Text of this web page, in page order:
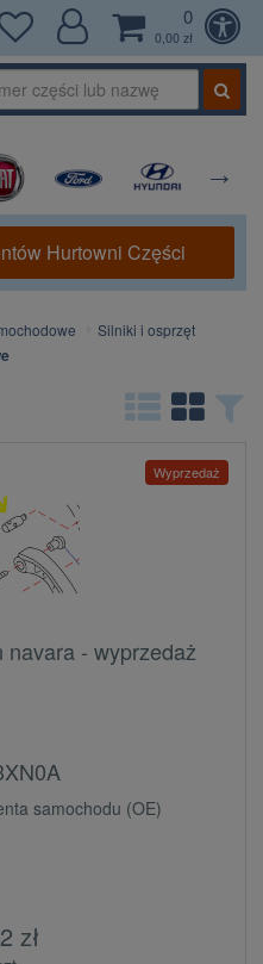
0
0,00 zł
Hurtowni Części
Silniki i osprzęt
Wyprzedaż
- wyprzedaż
samochodu (OE)
zł